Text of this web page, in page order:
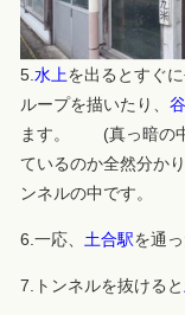
5. 水上を出るとすぐ
ループを描いたり、
ます。 (真っ暗の中
ているのか全然分
ンネルの中です。
6.一応、 土合駅を通
7.トンネルを抜けると